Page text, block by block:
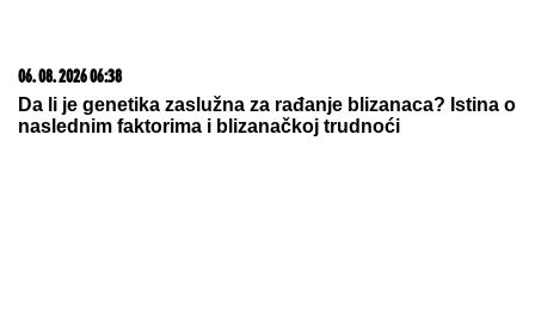
06. 08. 2026 06:38
Da li je genetika zaslužna za rađanje blizanaca? Istina o
naslednim faktorima i blizanačkoj trudnoći